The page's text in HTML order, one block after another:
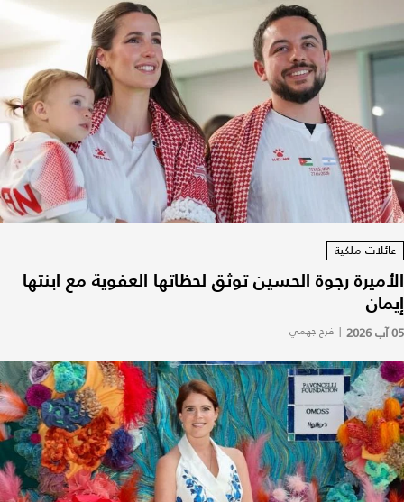
عائلات ملكية
الأميرة رجوة الحسين توثق لحظاتها العفوية مع ابنتها
إيمان
05 آب 2026 | فرح جهمي